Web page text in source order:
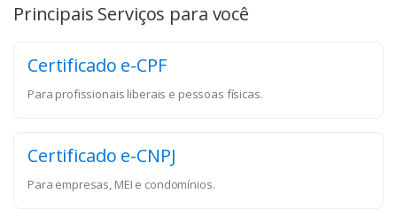
Principais Serviços para você
Certificado e-CPF
Para profissionais liberais e pessoas físicas.
Certificado e-CNPJ
Para empresas, MEI e condomínios.